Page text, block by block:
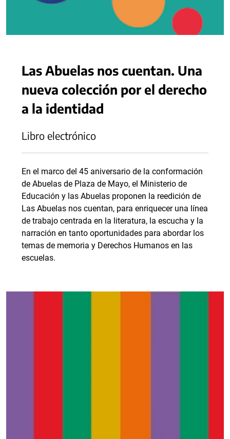
Las Abuelas nos cuentan. Una
nueva colección por el derecho
a la identidad
Libro electrónico
En el marco del 45 aniversario de la conformación
de Abuelas de Plaza de Mayo, el Ministerio de
Educación y las Abuelas proponen la reedición de
Las Abuelas nos cuentan, para enriquecer una línea
de trabajo centrada en la literatura, la escucha y la
narración en tanto oportunidades para abordar los
temas de memoria y Derechos Humanos en las
escuelas.